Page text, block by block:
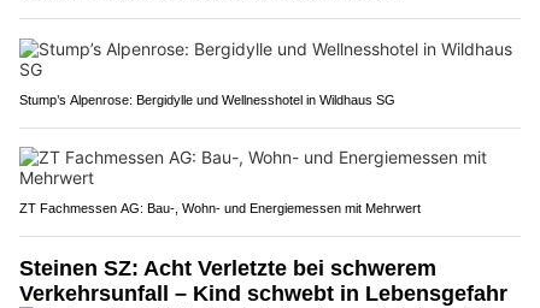
Stump’s Alpenrose: Bergidylle und Wellnesshotel in Wildhaus SG
ZT Fachmessen AG: Bau-, Wohn- und Energiemessen mit Mehrwert
Steinen SZ: Acht Verletzte bei schwerem
Verkehrsunfall – Kind schwebt in Lebensgefahr